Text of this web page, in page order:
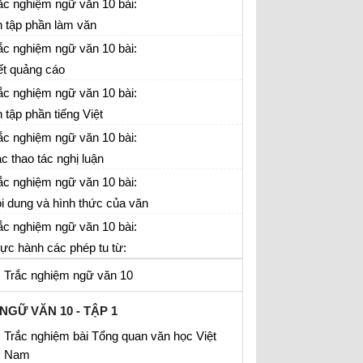
nghiệm ngữ văn 10 bài:
tập phần làm văn
nghiệm ngữ văn 10 bài:
quảng cáo
nghiệm ngữ văn 10 bài:
tập phần tiếng Việt
nghiệm ngữ văn 10 bài:
thao tác nghị luận
nghiệm ngữ văn 10 bài:
dung và hình thức của văn
văn học
nghiệm ngữ văn 10 bài:
hành các phép tu từ:
điệp và phép đối
Trắc nghiệm ngữ văn 10
NGỮ VĂN 10 - TẬP 1
Trắc nghiệm bài Tổng quan văn học Việt
Nam